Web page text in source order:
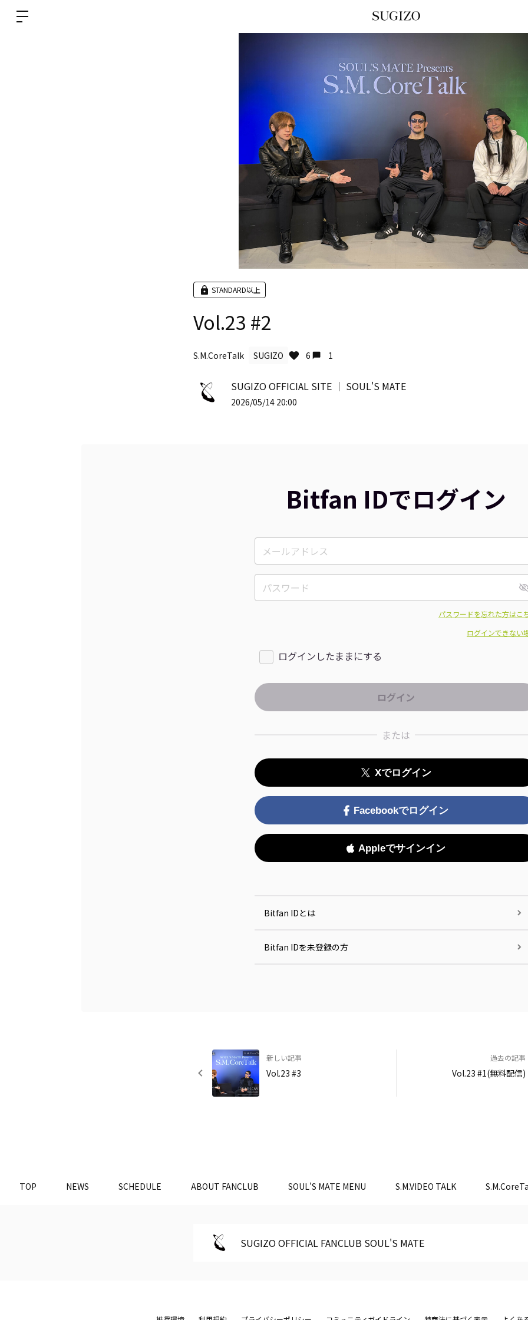
STANDARD以上
Vol.23 #2
S.M.CoreTalk SUGIZO 6 1
SUGIZO OFFICIAL SITE │ SOUL'S MATE
2026/05/14 20:00
Bitfan IDでログイン
パスワードを忘れた方はこ
ログインできない
ログインしたままにする
または
Xでログイン
Facebookでログイン
Appleでサインイン
Bitfan IDとは
Bitfan IDを未登録の方
新しい記事
Vol.23 #3
過去の記事
Vol.23 #1(無料配信)
TOP NEWS SCHEDULE ABOUT FANCLUB SOUL'S MATE MENU S.M.VIDEO TALK
SUGIZO OFFICIAL FANCLUB SOUL'S MATE